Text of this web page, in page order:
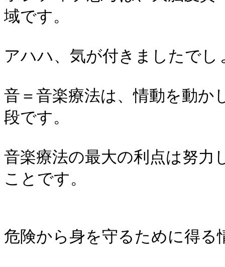
域です。
アハハ、気が付きましたでし
音＝音楽療法は、情動を動か
段です。
音楽療法の最大の利点は努
ことです。
危険から身を守るために得る